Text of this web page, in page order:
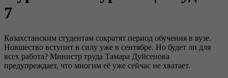
7
Казахстанским студентам сократят период обучения в вузе.
Новшество вступит в силу уже в сентябре. Но будет ли для
всех работа? Министр труда Тамара Дуйсенова
предупреждает, что многим её уже сейчас не хватает.